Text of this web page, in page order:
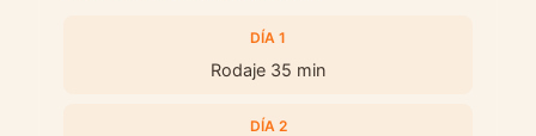
DÍA 1
Rodaje 35 min
DÍA 2